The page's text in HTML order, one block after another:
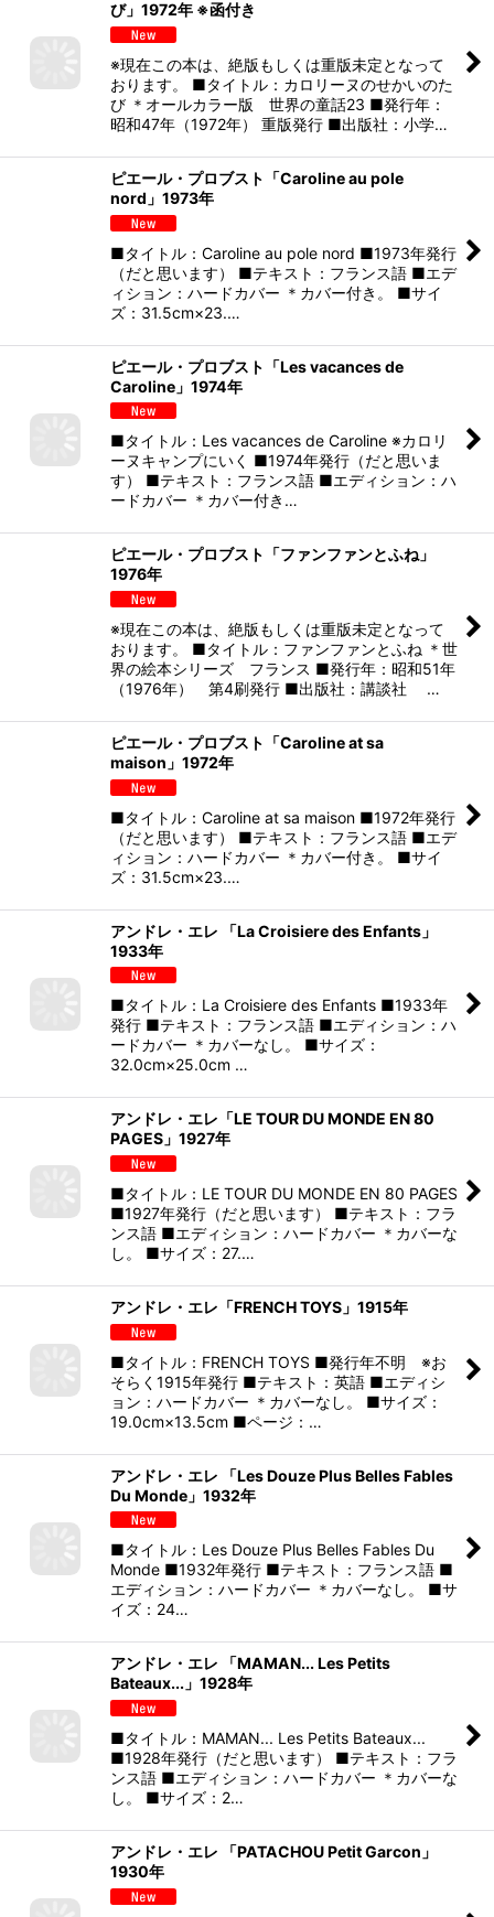
び」1972年 ※函付き
※現在この本は、絶版もしくは重版未定となって
おります。 ■タイトル：カロリーヌのせかいのた
び ＊オールカラー版 世界の童話23 ■発行年：
昭和47年（1972年） 重版発行 ■出版社：小学…
ピエール・プロブスト「Caroline au pole
nord」1973年
■タイトル：Caroline au pole nord ■1973年発行
（だと思います） ■テキスト：フランス語 ■エデ
ィション：ハードカバー ＊カバー付き。 ■サイ
ズ：31.5cm×23.…
ピエール・プロブスト「Les vacances de
Caroline」1974年
■タイトル：Les vacances de Caroline ※カロリ
ーヌキャンプにいく ■1974年発行（だと思いま
す） ■テキスト：フランス語 ■エディション：ハ
ードカバー ＊カバー付き…
ピエール・プロブスト「ファンファンとふね」
1976年
※現在この本は、絶版もしくは重版未定となって
おります。 ■タイトル：ファンファンとふね ＊世
界の絵本シリーズ フランス ■発行年：昭和51年
（1976年） 第4刷発行 ■出版社：講談社 …
ピエール・プロブスト「Caroline at sa
maison」1972年
■タイトル：Caroline at sa maison ■1972年発行
（だと思います） ■テキスト：フランス語 ■エデ
ィション：ハードカバー ＊カバー付き。 ■サイ
ズ：31.5cm×23.…
アンドレ・エレ 「La Croisiere des Enfants」
1933年
■タイトル：La Croisiere des Enfants ■1933年
発行 ■テキスト：フランス語 ■エディション：ハ
ードカバー ＊カバーなし。 ■サイズ：
32.0cm×25.0cm …
アンドレ・エレ「LE TOUR DU MONDE EN 80
PAGES」1927年
■タイトル：LE TOUR DU MONDE EN 80 PAGES
■1927年発行（だと思います） ■テキスト：フラ
ンス語 ■エディション：ハードカバー ＊カバーな
し。 ■サイズ：27.…
アンドレ・エレ「FRENCH TOYS」1915年
■タイトル：FRENCH TOYS ■発行年不明 ※お
そらく1915年発行 ■テキスト：英語 ■エディシ
ョン：ハードカバー ＊カバーなし。 ■サイズ：
19.0cm×13.5cm ■ページ：…
アンドレ・エレ 「Les Douze Plus Belles Fables
Du Monde」1932年
■タイトル：Les Douze Plus Belles Fables Du
Monde ■1932年発行 ■テキスト：フランス語 ■
エディション：ハードカバー ＊カバーなし。 ■サ
イズ：24…
アンドレ・エレ 「MAMAN... Les Petits
Bateaux...」1928年
■タイトル：MAMAN... Les Petits Bateaux...
■1928年発行（だと思います） ■テキスト：フラ
ンス語 ■エディション：ハードカバー ＊カバーな
し。 ■サイズ：2…
アンドレ・エレ 「PATACHOU Petit Garcon」
1930年